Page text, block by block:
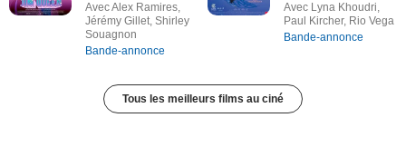
Avec Alex Ramires,
Jérémy Gillet, Shirley
Souagnon
Bande-annonce
Avec Lyna Khoudri,
Paul Kircher, Rio Vega
Bande-annonce
Tous les meilleurs films au ciné